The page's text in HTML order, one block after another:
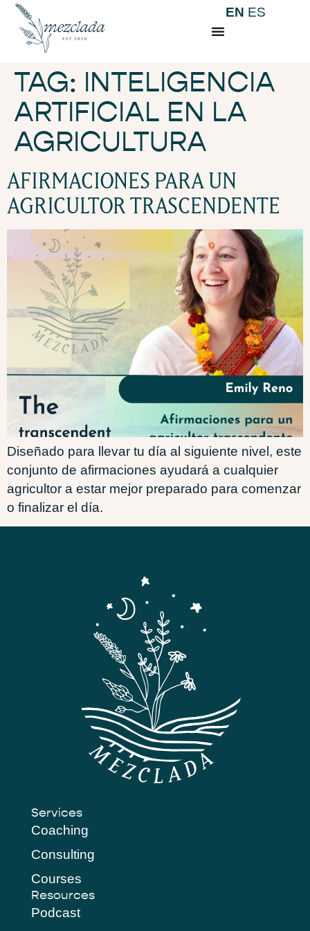
EN ES
TAG: INTELIGENCIA
ARTIFICIAL EN LA
AGRICULTURA
AFIRMACIONES PARA UN
AGRICULTOR TRASCENDENTE
Diseñado para llevar tu día al siguiente nivel, este
conjunto de afirmaciones ayudará a cualquier
agricultor a estar mejor preparado para comenzar
o finalizar el día.
Services
Coaching
Consulting
Courses
Resources
Podcast